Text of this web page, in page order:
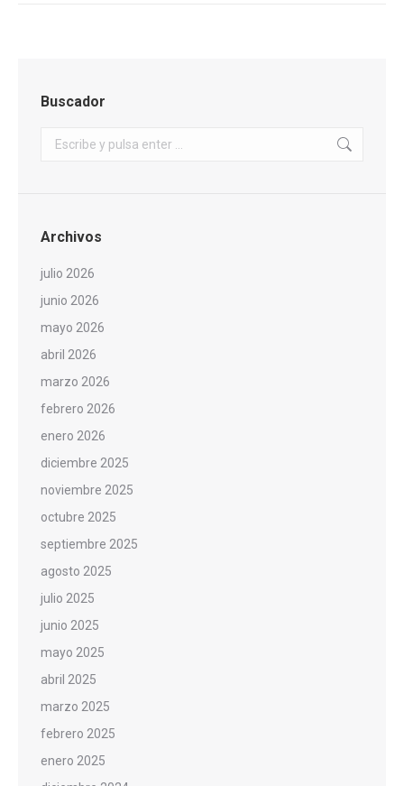
Buscador
Buscar:
Archivos
julio 2026
junio 2026
mayo 2026
abril 2026
marzo 2026
febrero 2026
enero 2026
diciembre 2025
noviembre 2025
octubre 2025
septiembre 2025
agosto 2025
julio 2025
junio 2025
mayo 2025
abril 2025
marzo 2025
febrero 2025
enero 2025